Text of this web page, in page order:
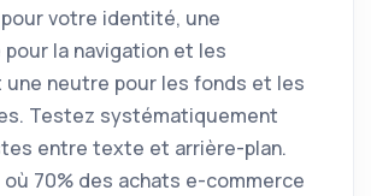
votre identité, une
la navigation et les
une neutre pour les fonds et les
Testez systématiquement
entre texte et arrière-plan.
où 70% des achats e-commerce